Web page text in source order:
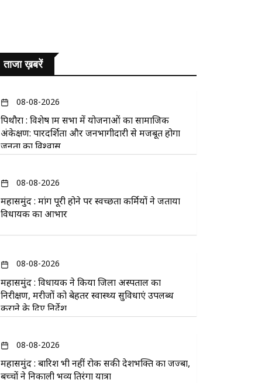
ताजा ख़बरें
08-08-2026
पिथौरा : विशेष ग्राम सभा में योजनाओं का सामाजिक
अंकेक्षण: पारदर्शिता और जनभागीदारी से मजबूत होगा
जनता का विश्वास
08-08-2026
महासमुंद : मांग पूरी होने पर स्वच्छता कर्मियों ने जताया
विधायक का आभार
08-08-2026
महासमुंद : विधायक ने किया जिला अस्पताल का
निरीक्षण, मरीजों को बेहतर स्वास्थ्य सुविधाएं उपलब्ध
कराने के दिए निर्देश
08-08-2026
महासमुंद : बारिश भी नहीं रोक सकी देशभक्ति का जज्बा,
बच्चों ने निकाली भव्य तिरंगा यात्रा